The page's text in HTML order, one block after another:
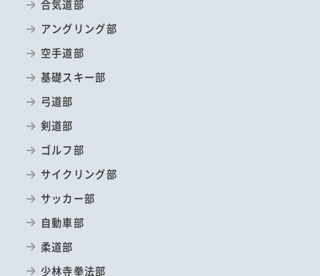
合気道部
アングリング部
空手道部
基礎スキー部
弓道部
剣道部
ゴルフ部
サイクリング部
サッカー部
自動車部
柔道部
少林寺拳法部